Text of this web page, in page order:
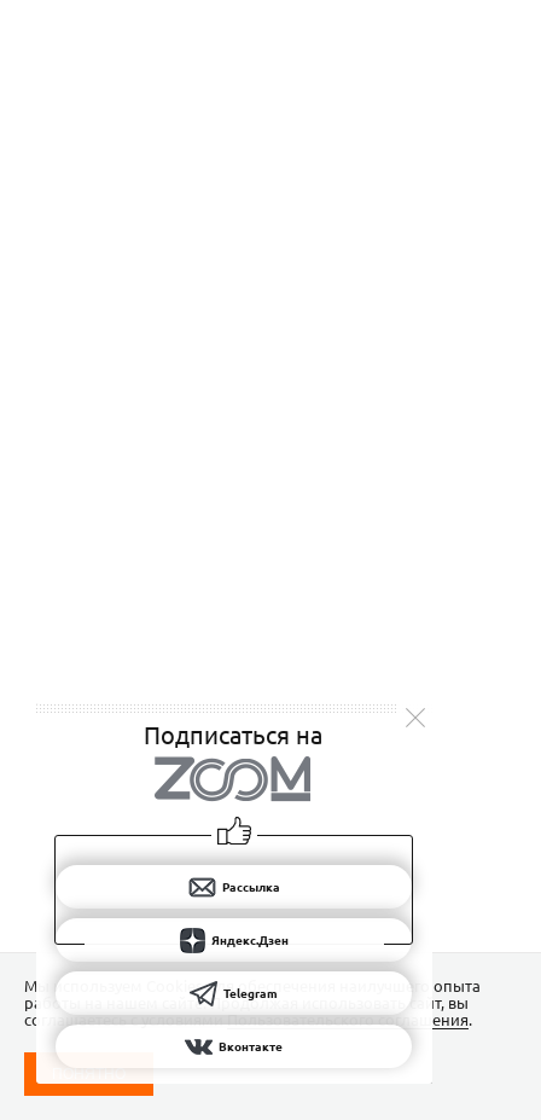
Подписаться на
Рассылка
Яндекс.Дзен
Telegram
Вконтакте
Мы используем Сookies для обеспечения наилучшего опыта
работы на нашем сайте. Продолжая использовать сайт, вы
соглашаетесь с условиямиПользовательского соглашения.
ПОНЯТНО